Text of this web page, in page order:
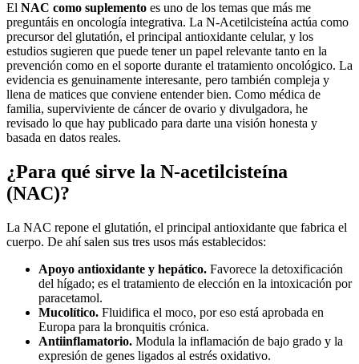
El NAC como suplemento es uno de los temas que más me
preguntáis en oncología integrativa. La N-Acetilcisteína actúa como
precursor del glutatión, el principal antioxidante celular, y los
estudios sugieren que puede tener un papel relevante tanto en la
prevención como en el soporte durante el tratamiento oncológico. La
evidencia es genuinamente interesante, pero también compleja y
llena de matices que conviene entender bien. Como médica de
familia, superviviente de cáncer de ovario y divulgadora, he
revisado lo que hay publicado para darte una visión honesta y
basada en datos reales.
¿Para qué sirve la N-acetilcisteína
(NAC)?
La NAC repone el glutatión, el principal antioxidante que fabrica el
cuerpo. De ahí salen sus tres usos más establecidos:
Apoyo antioxidante y hepático. Favorece la detoxificación
del hígado; es el tratamiento de elección en la intoxicación por
paracetamol.
Mucolítico. Fluidifica el moco, por eso está aprobada en
Europa para la bronquitis crónica.
Antiinflamatorio. Modula la inflamación de bajo grado y la
expresión de genes ligados al estrés oxidativo.